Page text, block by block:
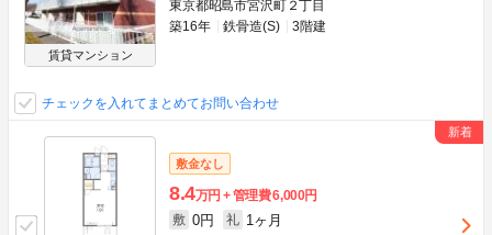
賃貸マンション
東京都昭島市宮沢町２丁目
築16年
鉄骨造(S) 3階建
チェックを入れてまとめてお問い合わせ
敷金なし
8.4万円 管理費6,000円
敷 0円 礼 1ヶ月